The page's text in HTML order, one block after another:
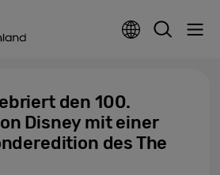
den 100.
Disney mit einer
des The